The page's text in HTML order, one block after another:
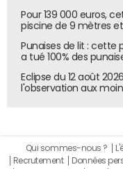
Pour 139 000 euros,
piscine de 9 mètres
Punaises de lit : cette
a tué 100% des
Eclipse du 12 août
l'observation aux
Qui sommes-nous ?
Recrutement
Données